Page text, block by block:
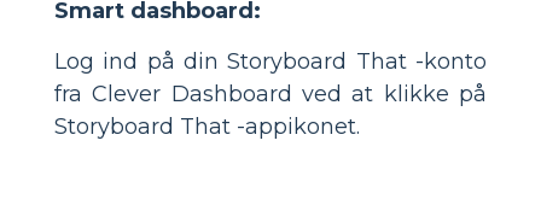
Smart dashboard:
Log ind på din Storyboard That -konto
fra Clever Dashboard ved at klikke på
Storyboard That -appikonet.